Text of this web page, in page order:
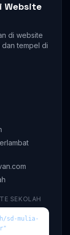
Website
di website
tempel di
SEKOLAH